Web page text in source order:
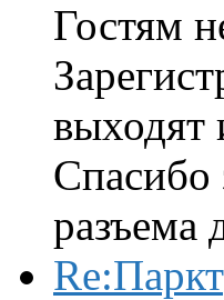
Гостям
выходят
Спасибо
разъема